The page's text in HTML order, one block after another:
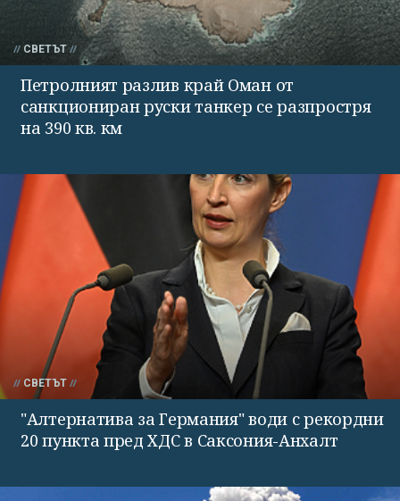
СВЕТЪТ
Петролният разлив край Оман от
санкциониран руски танкер се разпростря
на 390 кв. км
СВЕТЪТ
"Алтернатива за Германия" води с рекордни
20 пункта пред ХДС в Саксония-Анхалт